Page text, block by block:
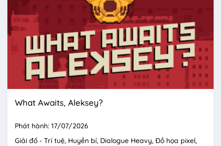
What Awaits, Aleksey?
Phát hành: 17/07/2026
Giải đố - Trí tuệ Huyền bí Dialogue Heavy Đồ họa pixel